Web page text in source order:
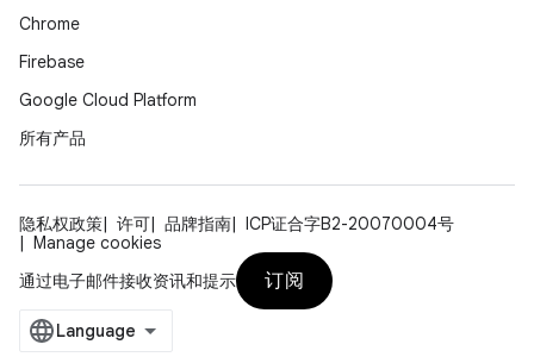
Chrome
Firebase
Google Cloud Platform
所有产品
隐私权政策 许可 品牌指南
ICP证合字B2-20070004号
Manage cookies
通过电子邮件接收资讯和提示
订阅